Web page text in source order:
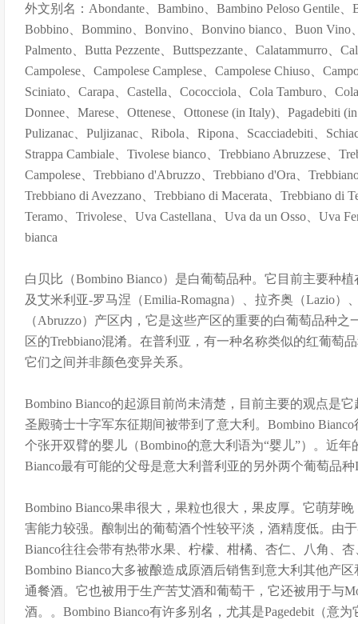
外文别名：Abondante、Bambino、Bambino Peloso Gentile
Bobbino、Bommino、Bonvino、Bonvino bianco、Buon Vino
Palmento、Butta Pezzente、Buttspezzante、Calatammurro、
Campolese、Campolese Camplese、Campolese Chiuso、
Sciniato、Carapa、Castella、Cococciola、Cola Tamburo、
Donnee、Marese、Ottenese、Ottonese (in Italy)、Pagadebiti
Pulizanac、Puljizanac、Ribola、Ripona、Scacciadebiti、
Strappa Cambiale、Tivolese bianco、Trebbiano Abruzzese、
Campolese、Trebbiano d'Abruzzo、Trebbiano d'Ora、
Trebbiano di Avezzano、Trebbiano di Macerata、Trebbiano di
Teramo、Trivolese、Uva Castellana、Uva da un Osso、Uva
bianca
白贝比（Bombino Bianco）是白葡萄品种。它目前主要种
及艾米利亚-罗马涅（Emilia-Romagna）、拉齐奥（Lazio）
（Abruzzo）产区内，它是这些产区的重要的白葡萄品种
区的Trebbiano混淆。在普利亚，有一种名称类似的红葡萄
它们之间并非颜色变异关系。
Bombino Bianco的起源目前尚未清楚，目前主要的观点是
圣殿骑士十字军东征期间被带到了意大利。Bombino
个张开双臂的婴儿（Bombino的意大利语为“婴儿”）。近
Bianco最有可能的父母是意大利普利亚的另外两个葡萄品种
Bombino Bianco果串很大，果粒也很大，果皮厚。它萌芽
害能力较强。酿制出的葡萄酒个性较平淡，酒精度低。由
Bianco往往会带有热带水果、柠檬、柑橘、杏仁、八角、
Bombino Bianco大多被酿造成原酒后销售到意大利其他产
通餐酒。它也被用于生产苦艾酒和葡萄干，它还被用于与
酒。。Bombino Bianco有许多别名，尤其是Pagedebit（意